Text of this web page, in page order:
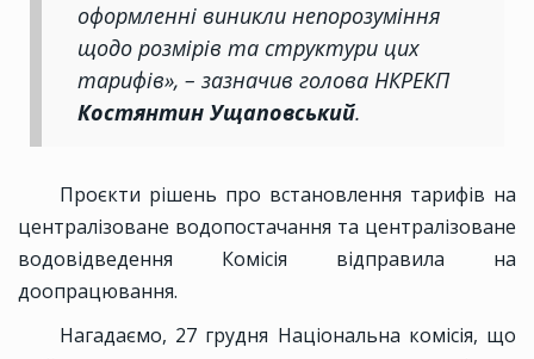
оформленні виникли непорозуміння
щодо розмірів та структури цих
тарифів», – зазначив голова НКРЕКП
Костянтин Ущаповський.
Проєкти рішень про встановлення тарифів на
централізоване водопостачання та централізоване
водовідведення Комісія відправила на
доопрацювання.
Нагадаємо, 27 грудня Національна комісія, що